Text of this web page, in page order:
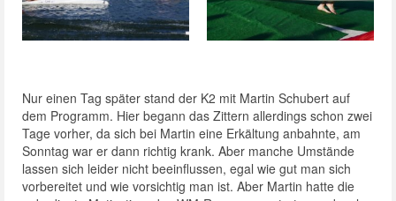
Nur einen Tag später stand der K2 mit Martin Schubert auf
dem Programm. Hier begann das Zittern allerdings schon zwei
Tage vorher, da sich bei Martin eine Erkältung anbahnte, am
Sonntag war er dann richtig krank. Aber manche Umstände
lassen sich leider nicht beeinflussen, egal wie gut man sich
vorbereitet und wie vorsichtig man ist. Aber Martin hatte die